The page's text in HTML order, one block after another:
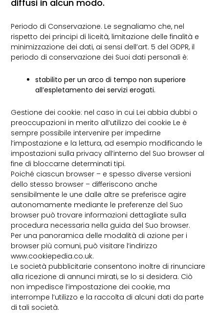
diffusi in alcun modo.
Periodo di Conservazione. Le segnaliamo che, nel
rispetto dei principi di liceità, limitazione delle finalità e
minimizzazione dei dati, ai sensi dell’art. 5 del GDPR, il
periodo di conservazione dei Suoi dati personali è:
stabilito per un arco di tempo non superiore
all’espletamento dei servizi erogati.
Gestione dei cookie: nel caso in cui Lei abbia dubbi o
preoccupazioni in merito all’utilizzo dei cookie Le è
sempre possibile intervenire per impedirne
l’impostazione e la lettura, ad esempio modificando le
impostazioni sulla privacy all’interno del Suo browser al
fine di bloccarne determinati tipi.
Poiché ciascun browser – e spesso diverse versioni
dello stesso browser – differiscono anche
sensibilmente le une dalle altre se preferisce agire
autonomamente mediante le preferenze del Suo
browser può trovare informazioni dettagliate sulla
procedura necessaria nella guida del Suo browser.
Per una panoramica delle modalità di azione per i
browser più comuni, può visitare l’indirizzo
www.cookiepedia.co.uk.
Le società pubblicitarie consentono inoltre di rinunciare
alla ricezione di annunci mirati, se lo si desidera. Ciò
non impedisce l’impostazione dei cookie, ma
interrompe l’utilizzo e la raccolta di alcuni dati da parte
di tali società.